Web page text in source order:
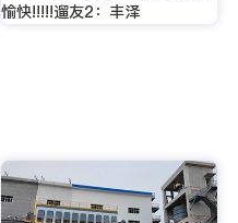
愉快!!!!!遛友2：丰泽